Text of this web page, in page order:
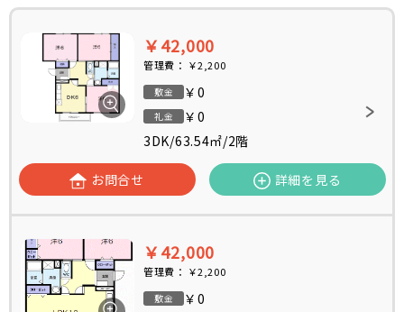
￥42,000
管理費： ￥2,200
敷金 ￥0
礼金
￥0
3DK/63.54㎡/2階
お問合せ 詳細を見る
￥42,000
管理費： ￥2,200
敷金 ￥0